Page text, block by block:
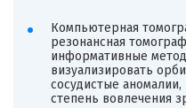
Компьютерная
резонансная
информативные
визуализировать
сосудистые
степень вовлечения